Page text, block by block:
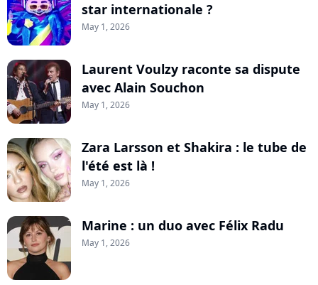
star internationale ?
May 1, 2026
Laurent Voulzy raconte sa dispute
avec Alain Souchon
May 1, 2026
Zara Larsson et Shakira : le tube de
l'été est là !
May 1, 2026
Marine : un duo avec Félix Radu
May 1, 2026